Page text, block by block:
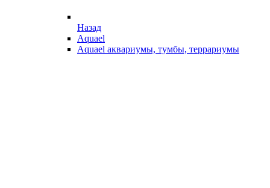
Назад
Aquael
Aquael аквариумы, тумбы, террариумы